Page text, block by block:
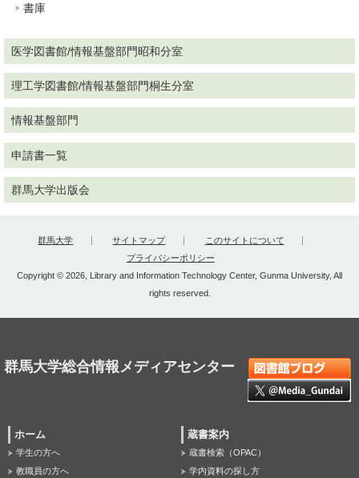
書庫
医学図書館/情報基盤部門昭和分室
理工学図書館/情報基盤部門桐生分室
情報基盤部門
申請書一覧
群馬大学出版会
群馬大学 サイトマップ
このサイトについて
プライバシーポリシー
Copyright © 2026, Library and Information Technology Center, Gunma University, All
rights reserved.
群馬大学総合情報メディアセンター
ホーム
学生の方へ
教職員の方へ
蔵書案内
蔵書検索（OPAC）
学内資料の探し方